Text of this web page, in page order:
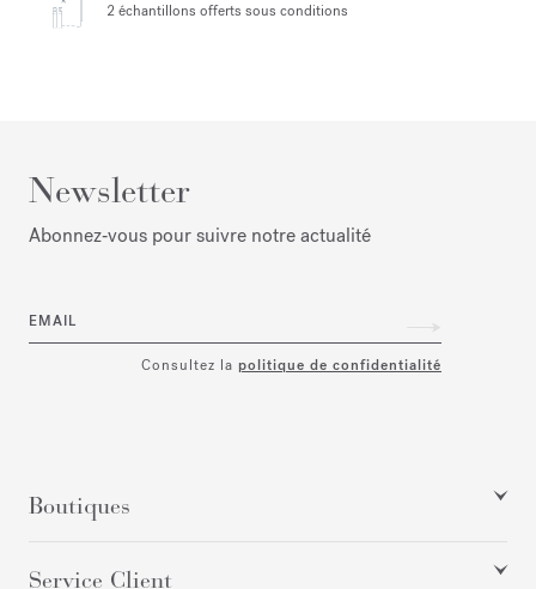
2 échantillons offerts sous conditions
Newsletter
Abonnez‑vous pour suivre notre actualité
EMAIL
Consultez la politique de confidentialité
Boutiques
Service Client